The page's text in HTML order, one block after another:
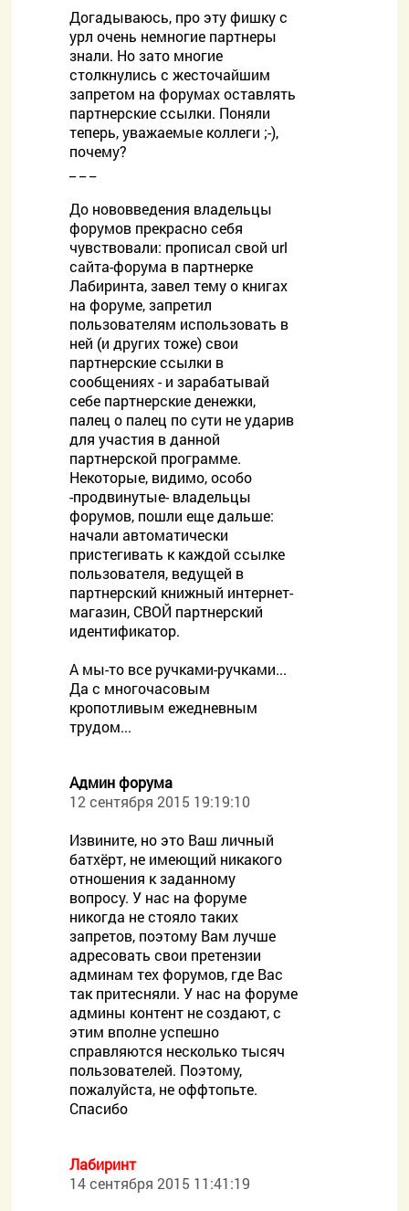
Догадываюсь, про эту фишку с
урл очень немногие партнеры
знали. Но зато многие
столкнулись с жесточайшим
запретом на форумах оставлять
партнерские ссылки. Поняли
теперь, уважаемые коллеги ;-),
почему?
До нововведения владельцы
форумов прекрасно себя
чувствовали: прописал свой url
сайта-форума в партнерке
Лабиринта, завел тему о книгах
на форуме, запретил
пользователям использовать в
ней (и других тоже) свои
партнерские ссылки в
сообщениях - и зарабатывай
себе партнерские денежки,
палец о палец по сути не ударив
для участия в данной
партнерской программе.
Некоторые, видимо, особо
-продвинутые- владельцы
форумов, пошли еще дальше:
начали автоматически
пристегивать к каждой ссылке
пользователя, ведущей в
партнерский книжный интернет-
магазин, СВОЙ партнерский
идентификатор.
А мы-то все ручками-ручками...
Да с многочасовым
кропотливым ежедневным
трудом...
Админ форума
12 сентября 2015 19:19:10
Извините, но это Ваш личный
батхёрт, не имеющий никакого
отношения к заданному
вопросу. У нас на форуме
никогда не стояло таких
запретов, поэтому Вам лучше
адресовать свои претензии
админам тех форумов, где Вас
так притесняли. У нас на форуме
админы контент не создают, с
этим вполне успешно
справляются несколько тысяч
пользователей. Поэтому,
пожалуйста, не оффтопьте.
Спасибо
Лабиринт
14 сентября 2015 11:41:19